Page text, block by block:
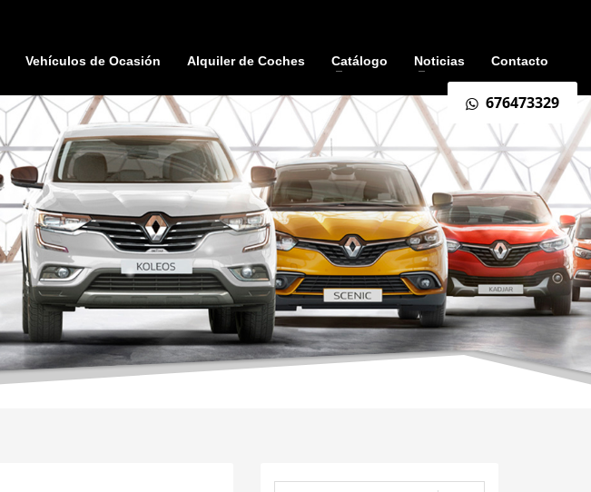
Vehículos de Ocasión Alquiler de Coches Catálogo Noticias Contacto
676473329